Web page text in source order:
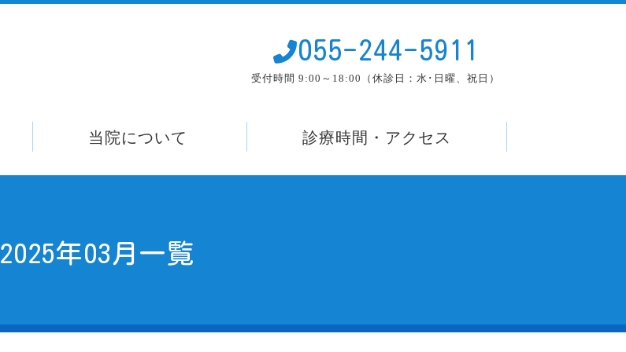
055-244-5911
受付時間 9:00～18:00（休診日：水･日曜、祝日）
当院について 診療時間・アクセス
2025年03月一覧